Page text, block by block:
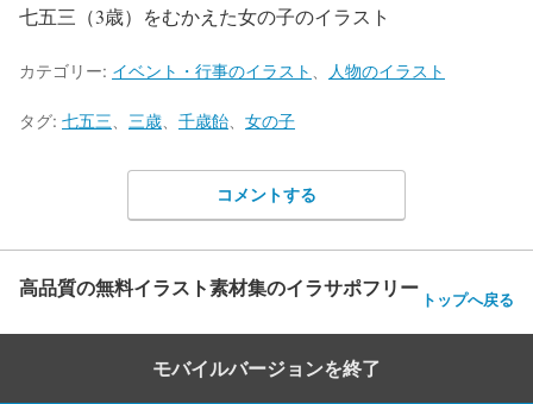
七五三（3歳）をむかえた女の子のイラスト
カテゴリー: イベント・行事のイラスト 人物のイラスト
タグ: 七五三 三歳 千歳飴 女の子
コメントする
高品質の無料イラスト素材集のイラサポフリー トップへ戻る
モバイルバージョンを終了